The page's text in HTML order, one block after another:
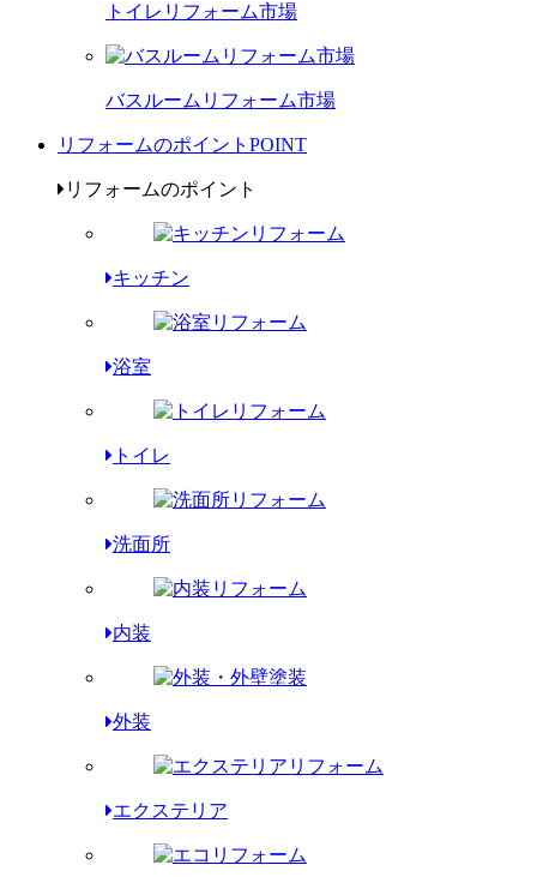
トイレリフォーム市場
バスルームリフォーム市場
リフォームのポイント POINT
リフォームのポイント
キッチン
浴室
トイレ
洗面所
内装
外装
エクステリア